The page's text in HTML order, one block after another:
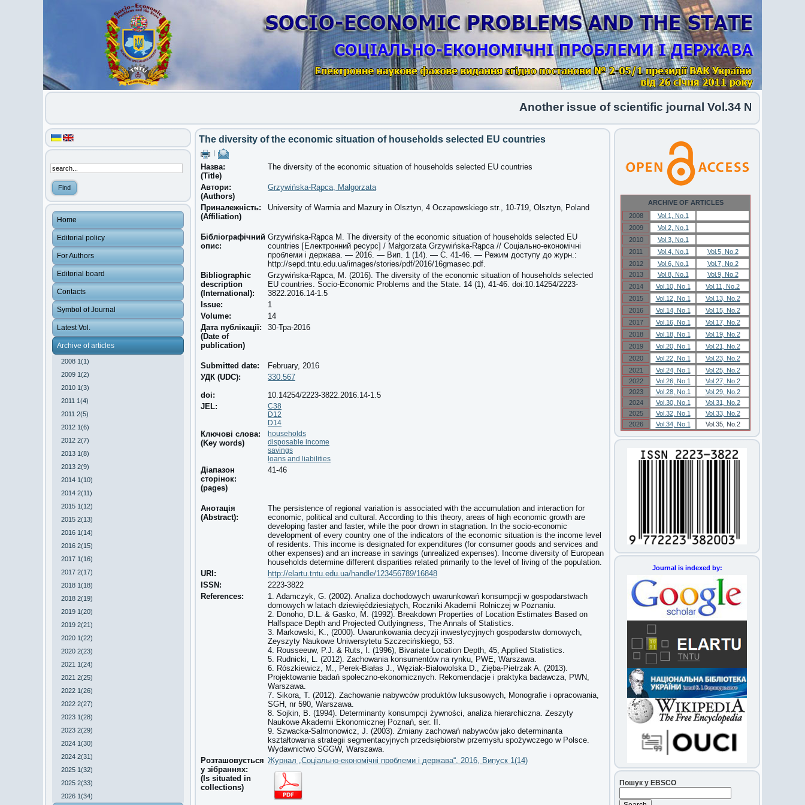
Another issue of scientific journal Vol.34 No.1 2026
Home
Editorial policy
For Authors
Editorial board
Contacts
Symbol of Journal
Latest Vol.
Archive of articles
2008 1(1)
2009 1(2)
2010 1(3)
2011 1(4)
2011 2(5)
2012 1(6)
2012 2(7)
2013 1(8)
2013 2(9)
2014 1(10)
2014 2(11)
2015 1(12)
2015 2(13)
2016 1(14)
2016 2(15)
2017 1(16)
2017 2(17)
2018 1(18)
2018 2(19)
2019 1(20)
2019 2(21)
2020 1(22)
2020 2(23)
2021 1(24)
2021 2(25)
2022 1(26)
2022 2(27)
2023 1(28)
2023 2(29)
2024 1(30)
2024 2(31)
2025 1(32)
2025 2(33)
2026 1(34)
The diversity of the economic situation of households selected EU countries
Назва:
(Title)
The diversity of the economic situation of households selected EU countries
Автори:
(Authors)
Grzywińska-Rąpca, Małgorzata
Приналежність:
(Affiliation)
University of Warmia and Mazury in Olsztyn, 4 Oczapowskiego str., 10-719, Olsztyn, Poland
Бібліографічний
опис:
Grzywińska-Rąpca M. The diversity of the economic situation of households selected EU
countries [Електронний ресурс] / Małgorzata Grzywińska-Rąpca // Соціально-економічні
проблеми і держава. — 2016. — Вип. 1 (14). — С. 41-46. — Режим доступу до журн.:
http://sepd.tntu.edu.ua/images/stories/pdf/2016/16gmasec.pdf.
Bibliographic
description
(International):
Grzywińska-Rąpca, M. (2016). The diversity of the economic situation of households selected
EU countries. Socio-Economic Problems and the State. 14 (1), 41-46. doi:10.14254/2223-
3822.2016.14-1.5
Issue:
1
Volume:
14
Дата публікації:
(Date of
publication)
30-Тра-2016
Submitted date:
February, 2016
УДК (UDC):
doi:
330.567
10.14254/2223-3822.2016.14-1.5
JEL:
C38
D12
D14
Ключові слова:
(Key words)
households
disposable income
savings
loans and liabilities
Діапазон
сторінок:
(pages)
41-46
Анотація
(Abstract):
The persistence of regional variation is associated with the accumulation and interaction for
economic, political and cultural. According to this theory, areas of high economic growth are
developing faster and faster, while the poor drown in stagnation. In the socio-economic
development of every country one of the indicators of the economic situation is the income level
of residents. This income is designated for expenditures (for consumer goods and services and
other expenses) and an increase in savings (unrealized expenses). Income diversity of European
households determine different disparities related primarily to the level of living of the population.
URI:
http://elartu.tntu.edu.ua/handle/123456789/16848
ISSN:
2223-3822
References:
1. Adamczyk, G. (2002). Analiza dochodowych uwarunkowań konsumpcji w gospodarstwach
domowych w latach dziewięćdziesiątych, Roczniki Akademii Rolniczej w Poznaniu.
2. Donoho, D.L. & Gasko, M. (1992). Breakdown Properties of Location Estimates Based on
Halfspace Depth and Projected Outlyingness, The Annals of Statistics.
3. Markowski, K., (2000). Uwarunkowania decyzji inwestycyjnych gospodarstw domowych,
Zeyszyty Naukowe Uniwersytetu Szczecińskiego, 53.
4. Rousseeuw, P.J. & Ruts, I. (1996), Bivariate Location Depth, 45, Applied Statistics.
5. Rudnicki, L. (2012). Zachowania konsumentów na rynku, PWE, Warszawa.
6. Rószkiewicz, M., Perek-Białas J., Węziak-Białowolska D., Zięba-Pietrzak A. (2013).
Projektowanie badań społeczno-ekonomicznych. Rekomendacje i praktyka badawcza, PWN,
Warszawa.
7. Sikora, T. (2012). Zachowanie nabywców produktów luksusowych, Monografie i opracowania,
SGH, nr 590, Warszawa.
8. Sojkin, B. (1994). Determinanty konsumpcji żywności, analiza hierarchiczna. Zeszyty
Naukowe Akademii Ekonomicznej Poznań, ser. II.
9. Szwacka-Salmonowicz, J. (2003). Zmiany zachowań nabywców jako determinanta
kształtowania strategii segmentacyjnych przedsiębiorstw przemysłu spożywczego w Polsce.
Wydawnictwo SGGW, Warszawa.
Розташовується
у зібраннях:
(Is situated in
collections)
Журнал „Соціально-економічні проблеми і держава“, 2016, Випуск 1(14)
ARCHIVE OF ARTICLES
2008
Vol.1, No.1
2009
Vol.2, No.1
2010
Vol.3, No.1
2011
Vol.4, No.1
Vol.5, No.2
2012
Vol.6, No.1
Vol.7, No.2
2013
Vol.8, No.1
Vol.9, No.2
2014
Vol.10, No.1
Vol.11, No.2
2015
Vol.12, No.1
Vol.13, No.2
2016
Vol.14, No.1
Vol.15, No.2
2017
Vol.16, No.1
Vol.17, No.2
2018
Vol.18, No.1
Vol.19, No.2
2019
Vol.20, No.1
Vol.21, No.2
2020
Vol.22, No.1
Vol.23, No.2
2021
Vol.24, No.1
Vol.25, No.2
2022
Vol.26, No.1
Vol.27, No.2
2023
Vol.28, No.1
Vol.29, No.2
2024
Vol.30, No.1
Vol.31, No.2
2025
Vol.32, No.1
Vol.33, No.2
2026
Vol.34, No.1 Vol.35, No.2
Journal is indexed by:
Пошук у EBSCO